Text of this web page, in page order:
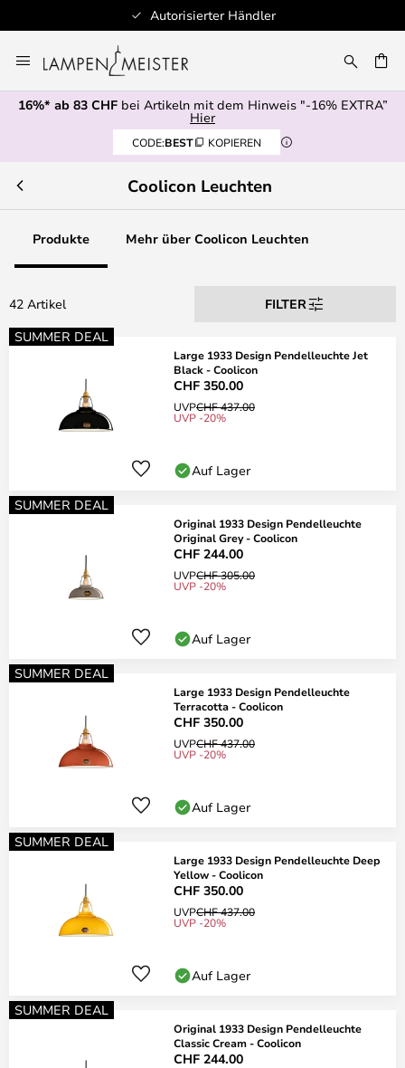
Autorisierter Händler
Inhalt
springen
16%* ab 83 CHFbei Artikeln mit dem Hinweis "-16% EXTRA”
Hier
CODE:BEST KOPIEREN
Coolicon Leuchten
Produkte Mehr über Coolicon Leuchten
42 Artikel
FILTER
SUMMER DEAL
Large 1933 Design Pendelleuchte Jet
Black - Coolicon
CHF 350.00
UVPCHF 437.00
UVP -20%
Auf Lager
SUMMER DEAL
Original 1933 Design Pendelleuchte
Original Grey - Coolicon
CHF 244.00
UVPCHF 305.00
UVP -20%
Auf Lager
SUMMER DEAL
Large 1933 Design Pendelleuchte
Terracotta - Coolicon
CHF 350.00
UVPCHF 437.00
UVP -20%
Auf Lager
SUMMER DEAL
Large 1933 Design Pendelleuchte Deep
Yellow - Coolicon
CHF 350.00
UVPCHF 437.00
UVP -20%
Auf Lager
SUMMER DEAL
Original 1933 Design Pendelleuchte
Classic Cream - Coolicon
CHF 244.00